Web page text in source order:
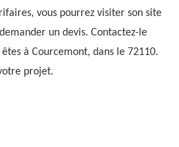
vous pourrez visiter son site
un devis. Contactez-le
à Courcemont, dans le 72110.
projet.